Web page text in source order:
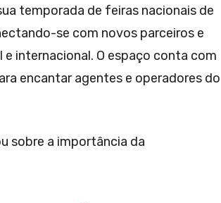
temporada de feiras nacionais de
se com novos parceiros e
internacional. O espaço conta com
encantar agentes e operadores do
sobre a importância da